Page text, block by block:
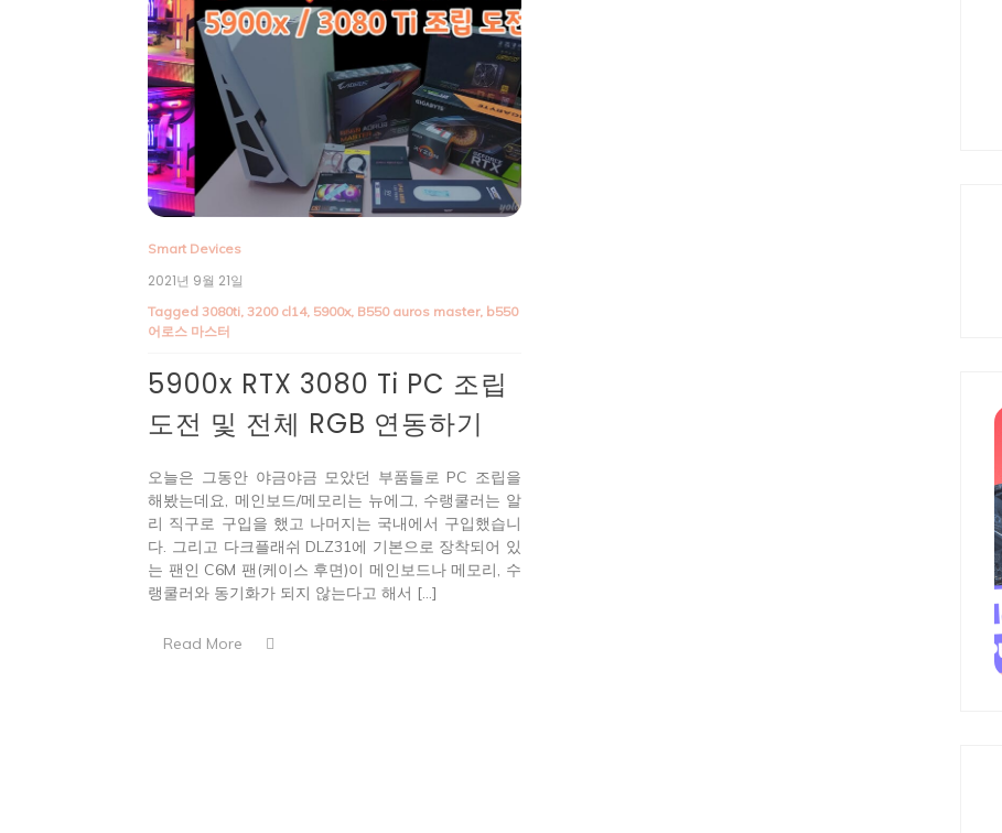
Smart Devices
2021년 9월 21일
Tagged3080ti,3200 cl14, 5900x, B550 auros master, b550
어로스 마스터
5900x RTX 3080 Ti PC 조립
도전 및 전체 RGB 연동하기
오늘은 그동안 야금야금 모았던 부품들로 PC 조립을
해봤는데요, 메인보드/메모리는 뉴에그, 수랭쿨러는 알
리 직구로 구입을 했고 나머지는 국내에서 구입했습니
다. 그리고 다크플래쉬 DLZ31에 기본으로 장착되어 있
는 팬인 C6M 팬(케이스 후면)이 메인보드나 메모리, 수
랭쿨러와 동기화가 되지 않는다고 해서 […]
Read More